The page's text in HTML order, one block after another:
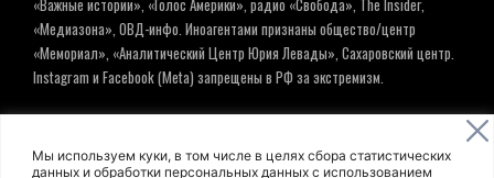
Мы используем куки, в том числе в целях сбора статистических
данных и обработки персональных данных с использованием
«Медиазона», ОВД-инфо. Иноагентами признаны общество/центр
«Мемориал», «Аналитический Центр Юрия Левады», Сахаровский центр.
Instagram и Facebook (Metа) запрещены в РФ за экстремизм.
© ИНФОРМАЦИОННОЕ АГЕНТСТВО ЕЛЬ